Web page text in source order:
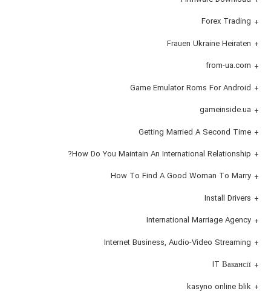
Forex Trading
Frauen Ukraine Heiraten
from-ua.com
Game Emulator Roms For Android
gameinside.ua
Getting Married A Second Time
How Do You Maintain An International Relationship?
How To Find A Good Woman To Marry
Install Drivers
International Marriage Agency
Internet Business, Audio-Video Streaming
IT Вакансії
kasyno online blik